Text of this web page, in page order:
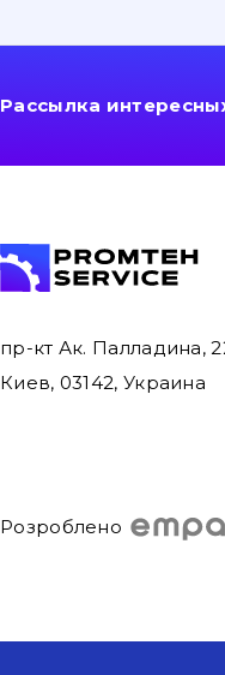
Рассылка
пр-кт Ак. Палладина,
Киев, 03142, Украина
Розроблено